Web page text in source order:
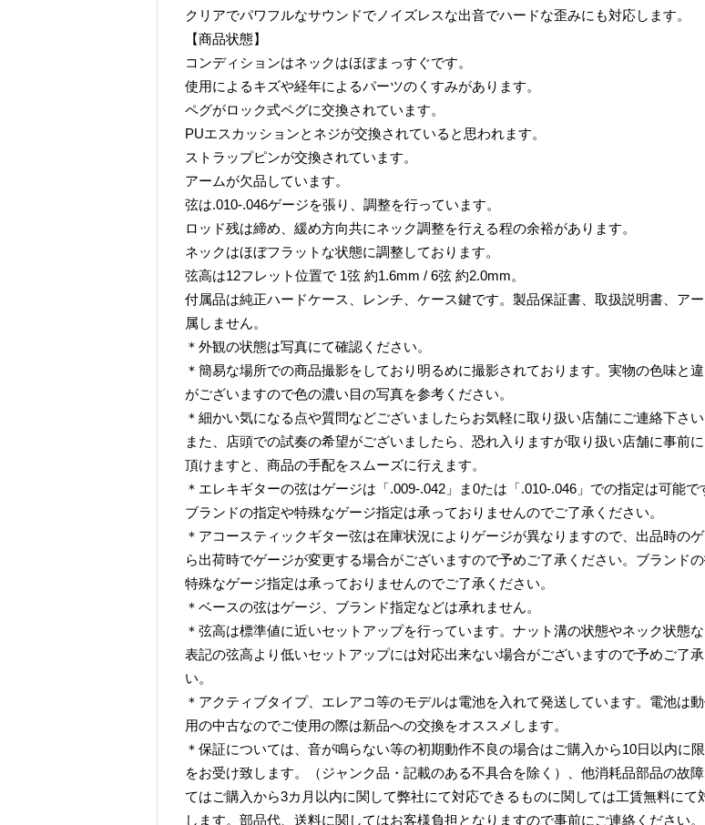
クリアでパワフルなサウンドでノイズレスな出音でハードな歪みにも対応します。
【商品状態】
コンディションはネックはほぼまっすぐです。
使用によるキズや経年によるパーツのくすみがあります。
ペグがロック式ペグに交換されています。
PUエスカッションとネジが交換されていると思われます。
ストラップピンが交換されています。
アームが欠品しています。
弦は.010-.046ゲージを張り、調整を行っています。
ロッド残は締め、緩め方向共にネック調整を行える程の余裕があります。
ネックはほぼフラットな状態に調整しております。
弦高は12フレット位置で 1弦 約1.6mm / 6弦 約2.0mm。
付属品は純正ハードケース、レンチ、ケース鍵です。製品保証書、取扱説明書、ア
属しません。
＊外観の状態は写真にて確認ください。
＊簡易な場所での商品撮影をしており明るめに撮影されております。実物の色味と
がございますので色の濃い目の写真を参考ください。
＊細かい気になる点や質問などございましたらお気軽に取り扱い店舗にご連絡下さい
また、店頭での試奏の希望がございましたら、恐れ入りますが取り扱い店舗に事前
頂けますと、商品の手配をスムーズに行えます。
＊エレキギターの弦はゲージは「.009-.042」ま0たは「.010-.046」での指定は可能で
ブランドの指定や特殊なゲージ指定は承っておりませんのでご了承ください。
＊アコースティックギター弦は在庫状況によりゲージが異なりますので、出品時の
ら出荷時でゲージが変更する場合がございますので予めご了承ください。ブランド
特殊なゲージ指定は承っておりませんのでご了承ください。
＊ベースの弦はゲージ、ブランド指定などは承れません。
＊弦高は標準値に近いセットアップを行っています。ナット溝の状態やネック状態
表記の弦高より低いセットアップには対応出来ない場合がございますので予めご了承
い。
＊アクティブタイプ、エレアコ等のモデルは電池を入れて発送しています。電池は
用の中古なのでご使用の際は新品への交換をオススメします。
＊保証については、音が鳴らない等の初期動作不良の場合はご購入から10日以内に
をお受け致します。（ジャンク品・記載のある不具合を除く）、他消耗品部品の故
てはご購入から3カ月以内に関して弊社にて対応できるものに関しては工賃無料にて
します。部品代、送料に関してはお客様負担となりますので事前にご連絡ください。